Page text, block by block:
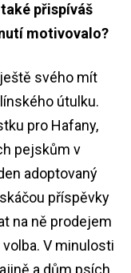
přispíváš
motivovalo?
svého mít
útulku.
pro Hafany,
pejskům v
adoptovaný
příspěvky
na ně prodejem
V minulosti
a dům psích